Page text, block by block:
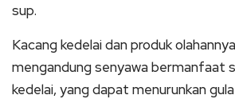
sup.
Kacang kedelai dan produk
mengandung senyawa bermanfaat
kedelai, yang dapat menurunkan